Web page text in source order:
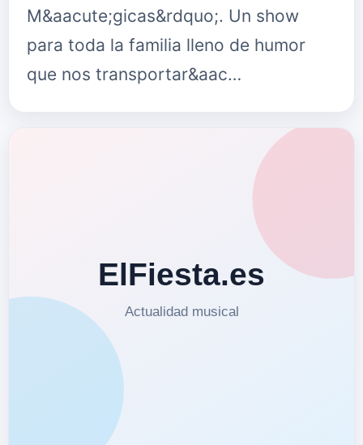
M&aacute;gicas&rdquo;. Un show
para toda la familia lleno de humor
que nos transportar&aac…